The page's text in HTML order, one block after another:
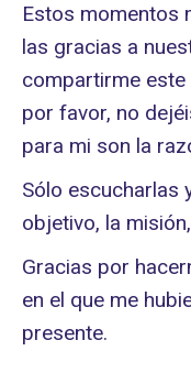
Estos momentos
las gracias a
compartirme este
por favor, no
para mi son la
Sólo escucharlas
objetivo, la
Gracias por
en el que me
presente.